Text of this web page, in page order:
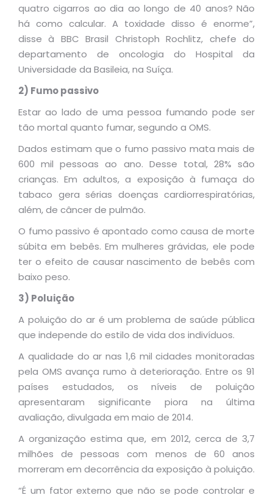
quatro cigarros ao dia ao longo de 40 anos? Não
há como calcular. A toxidade disso é enorme”,
disse à BBC Brasil Christoph Rochlitz, chefe do
departamento de oncologia do Hospital da
Universidade da Basileia, na Suíça.
2) Fumo passivo
Estar ao lado de uma pessoa fumando pode ser
tão mortal quanto fumar, segundo a OMS.
Dados estimam que o fumo passivo mata mais de
600 mil pessoas ao ano. Desse total, 28% são
crianças. Em adultos, a exposição à fumaça do
tabaco gera sérias doenças cardiorrespiratórias,
além, de câncer de pulmão.
O fumo passivo é apontado como causa de morte
súbita em bebês. Em mulheres grávidas, ele pode
ter o efeito de causar nascimento de bebês com
baixo peso.
3) Poluição
A poluição do ar é um problema de saúde pública
que independe do estilo de vida dos indivíduos.
A qualidade do ar nas 1,6 mil cidades monitoradas
pela OMS avança rumo à deterioração. Entre os 91
países estudados, os níveis de poluição
apresentaram significante piora na última
avaliação, divulgada em maio de 2014.
A organização estima que, em 2012, cerca de 3,7
milhões de pessoas com menos de 60 anos
morreram em decorrência da exposição à poluição.
“É um fator externo que não se pode controlar e